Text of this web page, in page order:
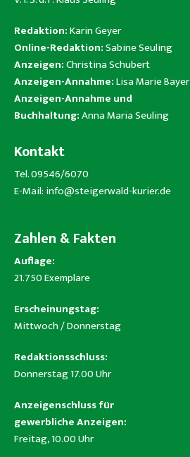
Redaktion:Karin Geyer
Online-Redaktion:Sabine Seuling
Anzeigen:Christina Schubert
Anzeigen-Annahme:Lisa Marie Bayer
Anzeigen-Annahme und
Buchhaltung:Anna Maria Seuling
Kontakt
Tel. 09546/6070
E-Mail: info@steigerwald-kurier.de
Zahlen & Fakten
Auflage:
21.750 Exemplare
Erscheinungstag:
Mittwoch / Donnerstag
Redaktionsschluss:
Donnerstag 17.00 Uhr
Anzeigenschluss für
gewerbliche Anzeigen:
Freitag, 10.00 Uhr